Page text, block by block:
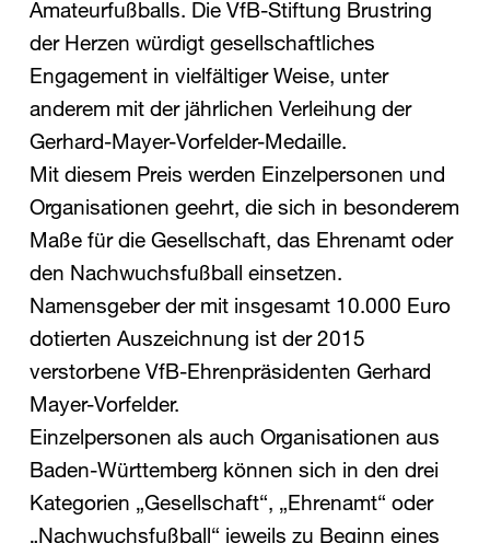
Amateurfußballs. Die VfB-Stiftung Brustring
der Herzen würdigt gesellschaftliches
Engagement in vielfältiger Weise, unter
anderem mit der jährlichen Verleihung der
Gerhard-Mayer-Vorfelder-Medaille.
Mit diesem Preis werden Einzelpersonen und
Organisationen geehrt, die sich in besonderem
Maße für die Gesellschaft, das Ehrenamt oder
den Nachwuchsfußball einsetzen.
Namensgeber der mit insgesamt 10.000 Euro
dotierten Auszeichnung ist der 2015
verstorbene VfB-Ehrenpräsidenten Gerhard
Mayer-Vorfelder.
Einzelpersonen als auch Organisationen aus
Baden-Württemberg können sich in den drei
Kategorien „Gesellschaft“, „Ehrenamt“ oder
„Nachwuchsfußball“ jeweils zu Beginn eines